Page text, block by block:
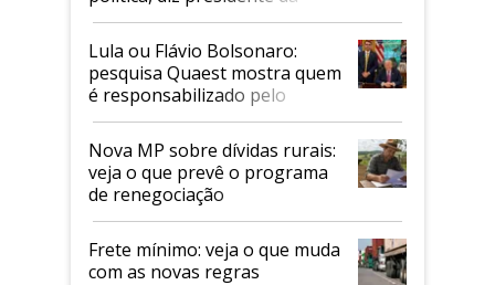
Faesp
Lula ou Flávio Bolsonaro:
pesquisa Quaest mostra quem
é responsabilizado pelo
tarifaço dos EUA
Nova MP sobre dívidas rurais:
veja o que prevê o programa
de renegociação
Frete mínimo: veja o que muda
com as novas regras